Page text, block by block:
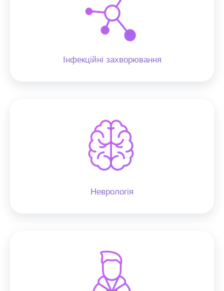
Інфекційні захворювання
Неврологія